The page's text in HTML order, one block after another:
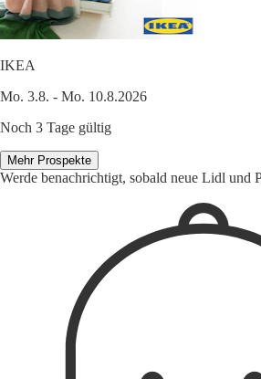
IKEA
Mo. 3.8. - Mo. 10.8.2026
Noch 3 Tage gültig
Mehr Prospekte
Werde benachrichtigt, sobald neue Lidl und